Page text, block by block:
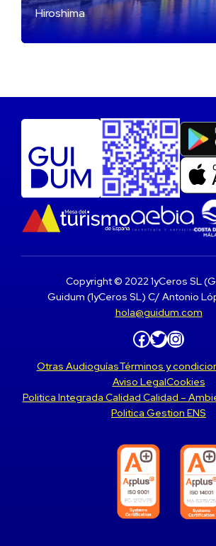
Hiroshima
Copyright © 2022 1yCeros SL
Guidum (1yCeros SL) C/ Antonio
hola@guidum.com
Facebook Twitter Instagram
Otras AudioguíasTérminos y
Aviso LegalCookies
Politica Integrada Calidad Calidad –
Politica Gestion ENS